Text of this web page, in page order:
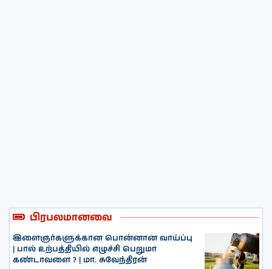
பிரபலமானவை
இளைஞர்களுக்கான பொன்னான வாய்ப்பு
| பால் உற்பத்தியில் எழுச்சி பெறுமா
கண்டாவளை ? | மா. சுவேந்திரன்